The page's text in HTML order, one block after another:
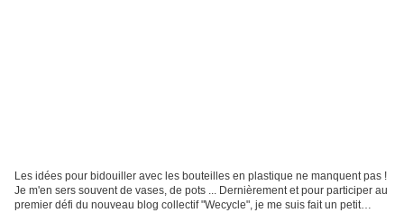
Les idées pour bidouiller avec les bouteilles en plastique ne manquent pas !
Je m'en sers souvent de vases, de pots ... Dernièrement et pour participer au
premier défi du nouveau blog collectif "Wecycle", je me suis fait un petit